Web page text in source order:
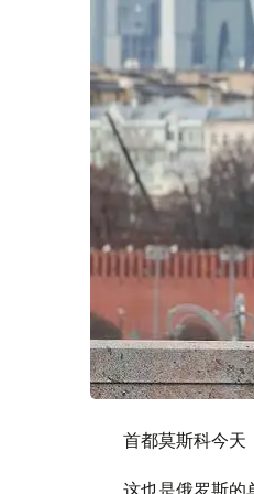
首都莫斯科今天